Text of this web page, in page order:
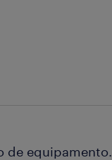
de equipamento.